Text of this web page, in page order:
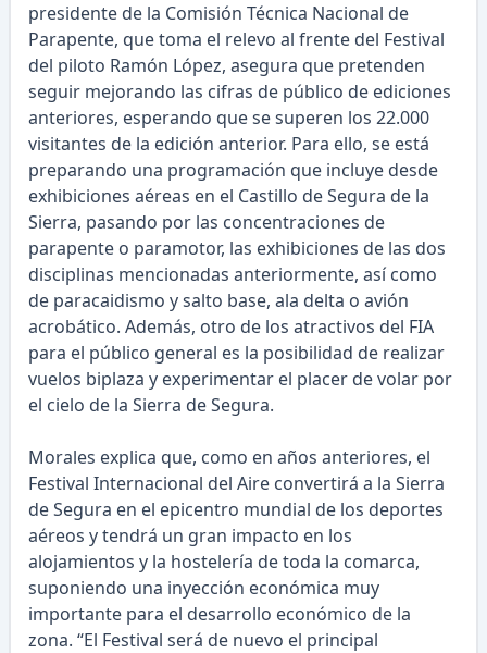
presidente de la Comisión Técnica Nacional de
Parapente, que toma el relevo al frente del Festival
del piloto Ramón López, asegura que pretenden
seguir mejorando las cifras de público de ediciones
anteriores, esperando que se superen los 22.000
visitantes de la edición anterior. Para ello, se está
preparando una programación que incluye desde
exhibiciones aéreas en el Castillo de Segura de la
Sierra, pasando por las concentraciones de
parapente o paramotor, las exhibiciones de las dos
disciplinas mencionadas anteriormente, así como
de paracaidismo y salto base, ala delta o avión
acrobático. Además, otro de los atractivos del FIA
para el público general es la posibilidad de realizar
vuelos biplaza y experimentar el placer de volar por
el cielo de la Sierra de Segura.
Morales explica que, como en años anteriores, el
Festival Internacional del Aire convertirá a la Sierra
de Segura en el epicentro mundial de los deportes
aéreos y tendrá un gran impacto en los
alojamientos y la hostelería de toda la comarca,
suponiendo una inyección económica muy
importante para el desarrollo económico de la
zona. “El Festival será de nuevo el principal